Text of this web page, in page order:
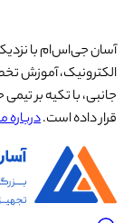
الکترونیک، آموزش
جانبی، با تکیه بر
قرار داده است.درباره